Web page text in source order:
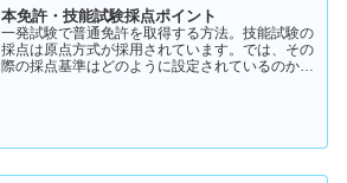
本免許・技能試験採点ポイント
一発試験で普通免許を取得する方法。技能試験の
採点は原点方式が採用されています。では、その
際の採点基準はどのように設定されているのかご